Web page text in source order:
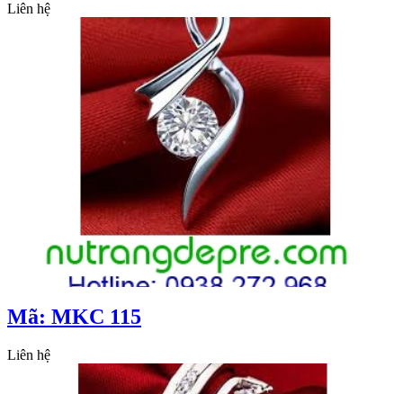
Liên hệ
Mã: MKC 115
Liên hệ